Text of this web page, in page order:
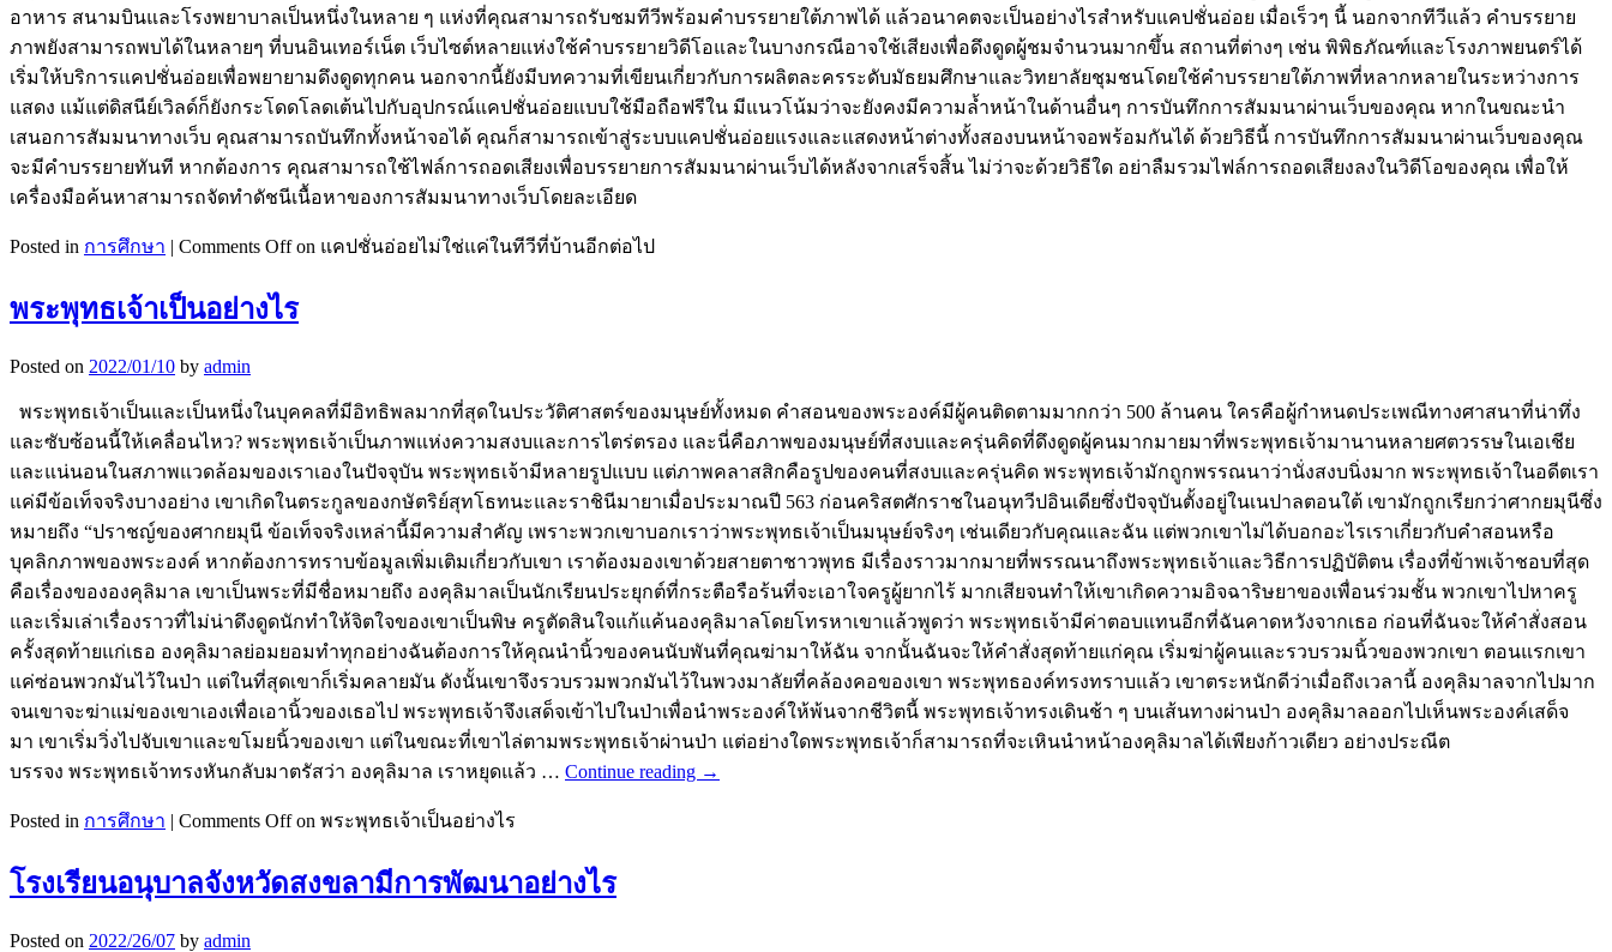
อาหาร สนามบินและโรงพยาบาลเป็นหนึ่งในหลาย ๆ แห่งที่คุณสามารถรับชมทีวีพร้อมคำบรรยายใต้ภาพได้ แล้วอนาคตจะเป็นอย่างไรสำหรับแคปชั่นอ่อย เมื่อเร็วๆ นี้ นอกจากทีวีแล้ว คำบรรยาย
ภาพยังสามารถพบได้ในหลายๆ ที่บนอินเทอร์เน็ต เว็บไซต์หลายแห่งใช้คำบรรยายวิดีโอและในบางกรณีอาจใช้เสียงเพื่อดึงดูดผู้ชมจำนวนมากขึ้น สถานที่ต่างๆ เช่น พิพิธภัณฑ์และโรงภาพยนตร์ได้
เริ่มให้บริการแคปชั่นอ่อยเพื่อพยายามดึงดูดทุกคน นอกจากนี้ยังมีบทความที่เขียนเกี่ยวกับการผลิตละครระดับมัธยมศึกษาและวิทยาลัยชุมชนโดยใช้คำบรรยายใต้ภาพที่หลากหลายในระหว่างการ
แสดง แม้แต่ดิสนีย์เวิลด์ก็ยังกระโดดโลดเต้นไปกับอุปกรณ์แคปชั่นอ่อยแบบใช้มือถือฟรีใน มีแนวโน้มว่าจะยังคงมีความล้ำหน้าในด้านอื่นๆ การบันทึกการสัมมนาผ่านเว็บของคุณ หากในขณะนำ
เสนอการสัมมนาทางเว็บ คุณสามารถบันทึกทั้งหน้าจอได้ คุณก็สามารถเข้าสู่ระบบแคปชั่นอ่อยแรงและแสดงหน้าต่างทั้งสองบนหน้าจอพร้อมกันได้ ด้วยวิธีนี้ การบันทึกการสัมมนาผ่านเว็บของคุณ
จะมีคำบรรยายทันที หากต้องการ คุณสามารถใช้ไฟล์การถอดเสียงเพื่อบรรยายการสัมมนาผ่านเว็บได้หลังจากเสร็จสิ้น ไม่ว่าจะด้วยวิธีใด อย่าลืมรวมไฟล์การถอดเสียงลงในวิดีโอของคุณ เพื่อให้
เครื่องมือค้นหาสามารถจัดทำดัชนีเนื้อหาของการสัมมนาทางเว็บโดยละเอียด
Posted in การศึกษา | Comments Offon แคปชั่นอ่อยไม่ใช่แค่ในทีวีที่บ้านอีกต่อไป
พระพุทธเจ้าเป็นอย่างไร
Posted on 2022/01/10 by admin
พระพุทธเจ้าเป็นและเป็นหนึ่งในบุคคลที่มีอิทธิพลมากที่สุดในประวัติศาสตร์ของมนุษย์ทั้งหมด คำสอนของพระองค์มีผู้คนติดตามมากกว่า 500 ล้านคน ใครคือผู้กำหนดประเพณีทางศาสนาที่น่าทึ่ง
และซับซ้อนนี้ให้เคลื่อนไหว? พระพุทธเจ้าเป็นภาพแห่งความสงบและการไตร่ตรอง และนี่คือภาพของมนุษย์ที่สงบและครุ่นคิดที่ดึงดูดผู้คนมากมายมาที่พระพุทธเจ้ามานานหลายศตวรรษในเอเชีย
และแน่นอนในสภาพแวดล้อมของเราเองในปัจจุบัน พระพุทธเจ้ามีหลายรูปแบบ แต่ภาพคลาสสิกคือรูปของคนที่สงบและครุ่นคิด พระพุทธเจ้ามักถูกพรรณนาว่านั่งสงบนิ่งมาก พระพุทธเจ้าในอดีตเรา
แค่มีข้อเท็จจริงบางอย่าง เขาเกิดในตระกูลของกษัตริย์สุทโธทนะและราชินีมายาเมื่อประมาณปี 563 ก่อนคริสตศักราชในอนุทวีปอินเดียซึ่งปัจจุบันตั้งอยู่ในเนปาลตอนใต้ เขามักถูกเรียกว่าศากยมุนีซึ่ง
หมายถึง “ปราชญ์ของศากยมุนี ข้อเท็จจริงเหล่านี้มีความสำคัญ เพราะพวกเขาบอกเราว่าพระพุทธเจ้าเป็นมนุษย์จริงๆ เช่นเดียวกับคุณและฉัน แต่พวกเขาไม่ได้บอกอะไรเราเกี่ยวกับคำสอนหรือ
บุคลิกภาพของพระองค์ หากต้องการทราบข้อมูลเพิ่มเติมเกี่ยวกับเขา เราต้องมองเขาด้วยสายตาชาวพุทธ มีเรื่องราวมากมายที่พรรณนาถึงพระพุทธเจ้าและวิธีการปฏิบัติตน เรื่องที่ข้าพเจ้าชอบที่สุด
คือเรื่องขององคุลิมาล เขาเป็นพระที่มีชื่อหมายถึง องคุลิมาลเป็นนักเรียนประยุกต์ที่กระตือรือร้นที่จะเอาใจครูผู้ยากไร้ มากเสียจนทำให้เขาเกิดความอิจฉาริษยาของเพื่อนร่วมชั้น พวกเขาไปหาครู
และเริ่มเล่าเรื่องราวที่ไม่น่าดึงดูดนักทำให้จิตใจของเขาเป็นพิษ ครูตัดสินใจแก้แค้นองคุลิมาลโดยโทรหาเขาแล้วพูดว่า พระพุทธเจ้ามีค่าตอบแทนอีกที่ฉันคาดหวังจากเธอ ก่อนที่ฉันจะให้คำสั่งสอน
ครั้งสุดท้ายแก่เธอ องคุลิมาลย่อมยอมทำทุกอย่างฉันต้องการให้คุณนำนิ้วของคนนับพันที่คุณฆ่ามาให้ฉัน จากนั้นฉันจะให้คำสั่งสุดท้ายแก่คุณ เริ่มฆ่าผู้คนและรวบรวมนิ้วของพวกเขา ตอนแรกเขา
แค่ซ่อนพวกมันไว้ในป่า แต่ในที่สุดเขาก็เริ่มคลายมัน ดังนั้นเขาจึงรวบรวมพวกมันไว้ในพวงมาลัยที่คล้องคอของเขา พระพุทธองค์ทรงทราบแล้ว เขาตระหนักดีว่าเมื่อถึงเวลานี้ องคุลิมาลจากไปมาก
จนเขาจะฆ่าแม่ของเขาเองเพื่อเอานิ้วของเธอไป พระพุทธเจ้าจึงเสด็จเข้าไปในป่าเพื่อนำพระองค์ให้พ้นจากชีวิตนี้ พระพุทธเจ้าทรงเดินช้า ๆ บนเส้นทางผ่านป่า องคุลิมาลออกไปเห็นพระองค์เสด็จ
มา เขาเริ่มวิ่งไปจับเขาและขโมยนิ้วของเขา แต่ในขณะที่เขาไล่ตามพระพุทธเจ้าผ่านป่า แต่อย่างใดพระพุทธเจ้าก็สามารถที่จะเหินนำหน้าองคุลิมาลได้เพียงก้าวเดียว อย่างประณีต
บรรจง พระพุทธเจ้าทรงหันกลับมาตรัสว่า องคุลิมาล เราหยุดแล้ว … Continue reading →
Posted in การศึกษา | Comments Offon พระพุทธเจ้าเป็นอย่างไร
โรงเรียนอนุบาลจังหวัดสงขลามีการพัฒนาอย่างไร
Posted on 2022/26/07 by admin